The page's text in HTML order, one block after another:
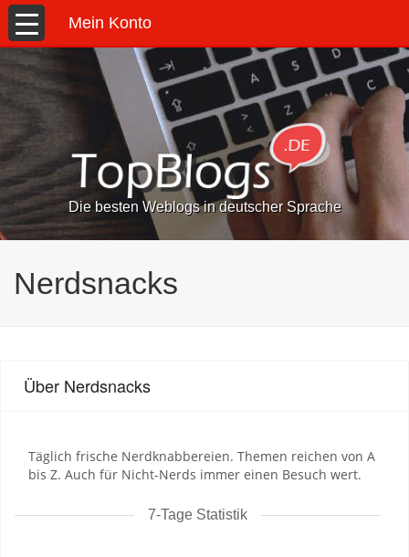
Mein Konto
Die besten Weblogs in deutscher Sprache
Nerdsnacks
Über Nerdsnacks
Täglich frische Nerdknabbereien. Themen reichen von A
bis Z. Auch für Nicht-Nerds immer einen Besuch wert.
7-Tage Statistik